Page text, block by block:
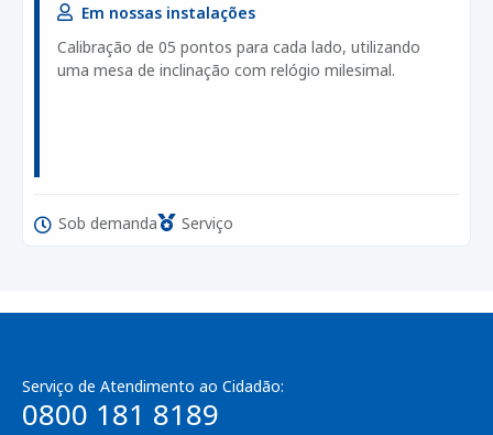
Em nossas instalações
Calibração de 05 pontos para cada lado, utilizando
uma mesa de inclinação com relógio milesimal.
Sob demanda Serviço
Serviço de Atendimento ao Cidadão:
0800 181 8189